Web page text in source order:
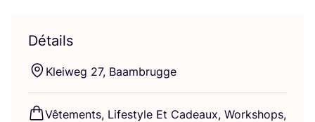
Détails
Klei­weg 27, Baambrugge
Vête­ments, Life­style Et Cadeaux, Work­shops,